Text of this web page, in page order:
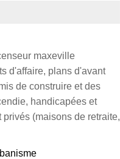
maxeville
d'affaire, plans d'avant
de construire et des
handicapées et
(maisons de retraite,